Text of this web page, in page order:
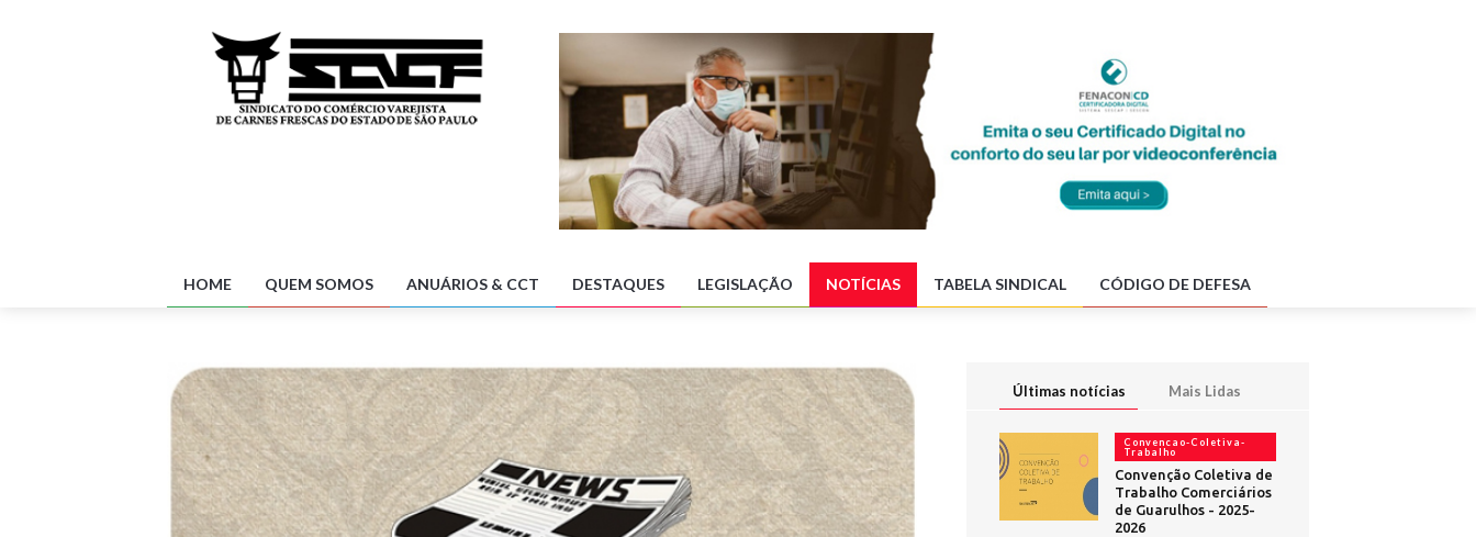
HOME QUEM SOMOS ANUÁRIOS & CCT DESTAQUES LEGISLAÇÃO NOTÍCIAS TABELA SINDICAL CÓDIGO DE DEFESA
Últimas notícias Mais Lidas
Convencao-Coletiva-
Trabalho
Convenção Coletiva de
Trabalho Comerciários
de Guarulhos - 2025-
2026